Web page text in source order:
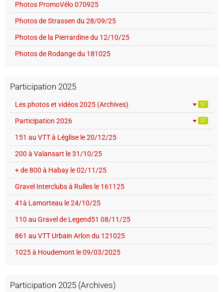
Photos PromoVélo 070925
Photos de Strassen du 28/09/25
Photos de la Pierrardine du 12/10/25
Photos de Rodange du 181025
Participation 2025
Les photos et vidéos 2025 (Archives) 57
Participation 2026 37
151 au VTT à Léglise le 20/12/25
200 à Valansart le 31/10/25
+ de 800 à Habay le 02/11/25
Gravel Interclubs à Rulles le 161125
41à Lamorteau le 24/10/25
110 au Gravel de Legend51 08/11/25
861 au VTT Urbain Arlon du 121025
1025 à Houdemont le 09/03/2025
Participation 2025 (Archives)